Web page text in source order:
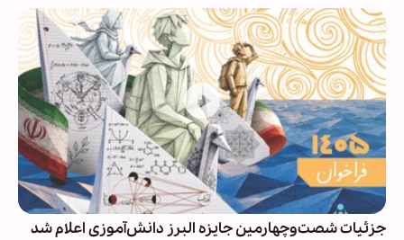
جزئیات شصت‌وچهارمین جایزه البرز دانش‌آموزی اعلام شد